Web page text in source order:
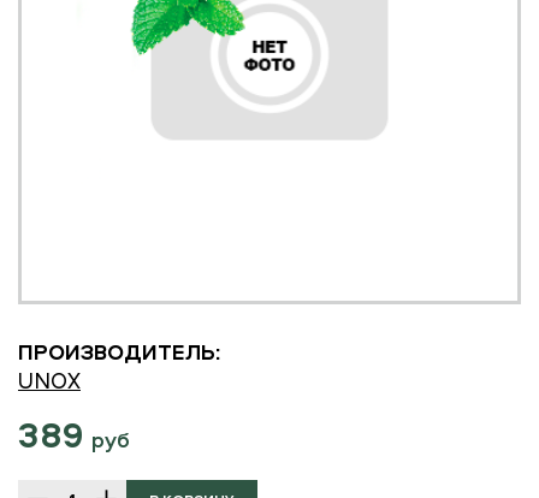
ПРОИЗВОДИТЕЛЬ:
UNOX
389 руб